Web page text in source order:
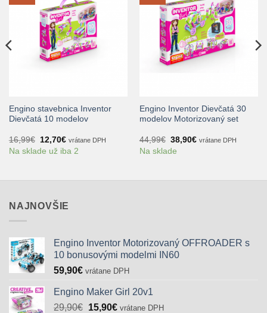
Engino stavebnica Inventor
Dievčatá 10 modelov
16,99€
Pôvodná
cena
bola:
12,70€Aktuálna
cena
je:
vrátane DPH
Na sklade už iba 2
Engino Inventor Dievčatá 30
modelov Motorizovaný set
44,99€ Pôvodná
cena
bola:
38,90€Aktuálna
vrátane DPH
Na sklade
NAJNOVŠIE
Engino Inventor Motorizovaný OFFROADER s
10 bonusovými modelmi IN60
59,90€ vrátane DPH
Engino Maker Girl 20v1
29,90€ Pôvodná
15,90€Aktuálna
vrátane DPH